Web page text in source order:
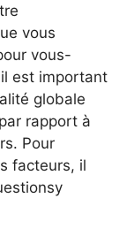
vous
vous-
il est important
globale
rapport à
Pour
facteurs, il